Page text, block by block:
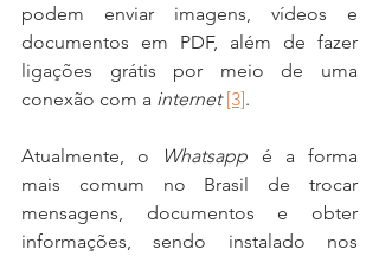
podem enviar imagens, vídeos e
documentos em PDF, além de fazer
ligações grátis por meio de uma
conexão com a internet [3].
Atualmente, o Whatsapp é a forma
mais comum no Brasil de trocar
mensagens, documentos e obter
informações, sendo instalado nos